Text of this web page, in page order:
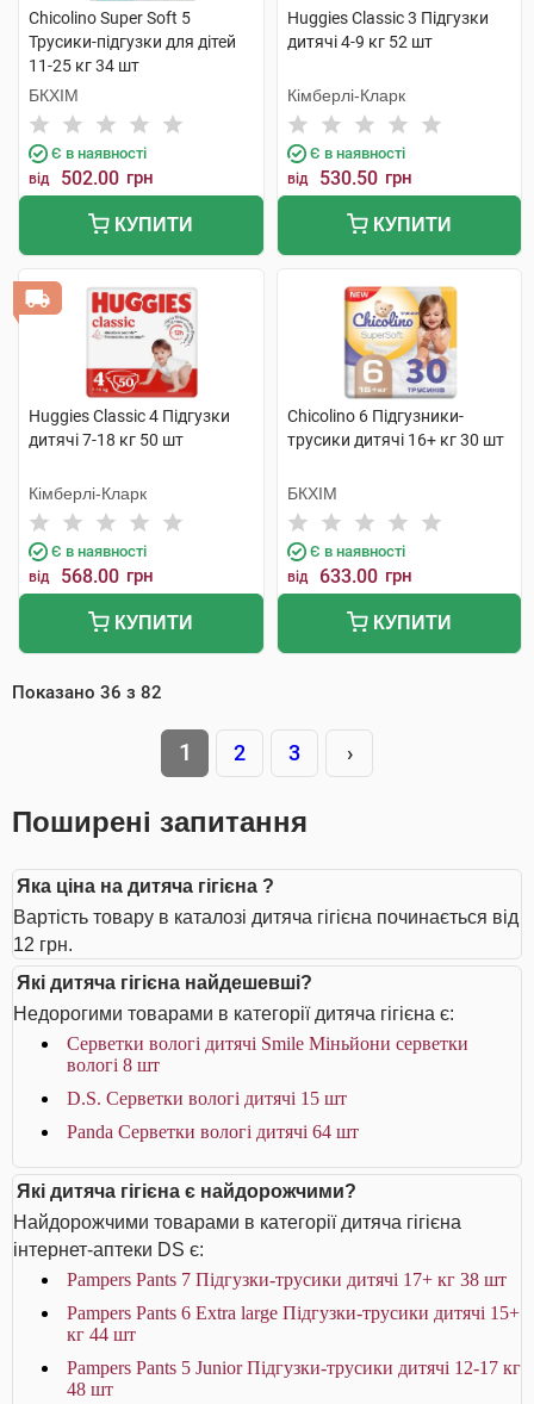
Chicolino Super Soft 5
Трусики-підгузки для дітей
11-25 кг 34 шт
БКХІМ
Є в наявності
від 502.00 грн
КУПИТИ
Huggies Classic 3 Підгузки
дитячі 4-9 кг 52 шт
Кімберлі-Кларк
Є в наявності
від 530.50 грн
КУПИТИ
Huggies Classic 4 Підгузки
дитячі 7-18 кг 50 шт
Кімберлі-Кларк
Є в наявності
від 568.00 грн
КУПИТИ
Chicolino 6 Підгузники-
трусики дитячі 16+ кг 30 шт
БКХІМ
Є в наявності
від 633.00 грн
КУПИТИ
Показано 36 з 82
1 2 3 ›
Поширені запитання
Яка ціна на дитяча гігієна ?
Вартість товару в каталозі дитяча гігієна починається від
12 грн.
Які дитяча гігієна найдешевші?
Недорогими товарами в категорії дитяча гігієна є:
Серветки вологі дитячі Smile Міньйони серветки
вологі 8 шт
D.S. Серветки вологі дитячі 15 шт
Panda Серветки вологі дитячі 64 шт
Які дитяча гігієна є найдорожчими?
Найдорожчими товарами в категорії дитяча гігієна
інтернет-аптеки DS є:
Pampers Pants 7 Підгузки-трусики дитячі 17+ кг 38 шт
Pampers Pants 6 Extra large Підгузки-трусики дитячі 15+
кг 44 шт
Pampers Pants 5 Junior Підгузки-трусики дитячі 12-17 кг
48 шт